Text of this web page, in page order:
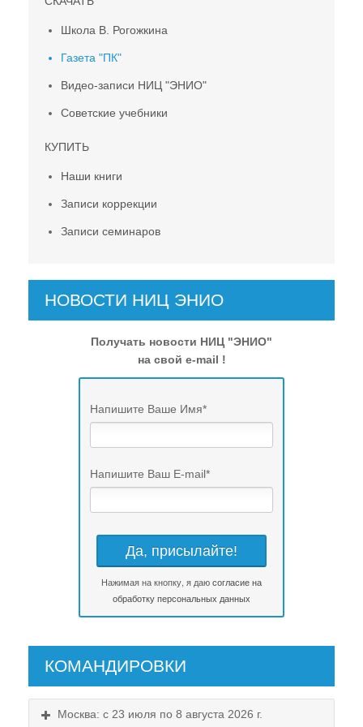
Школа В. Рогожкина
Газета "ПК"
Видео-записи НИЦ "ЭНИО"
Советские учебники
КУПИТЬ
Наши книги
Записи коррекции
Записи семинаров
НОВОСТИ НИЦ ЭНИО
Получать новости НИЦ "ЭНИО"
на свой e-mail !
Напишите Ваше Имя*
Напишите Ваш E-mail*
Нажимая на кнопку, я даюсогласие на
обработку персональных данных
КОМАНДИРОВКИ
Москва: с 23 июля по 8 августа 2026 г.